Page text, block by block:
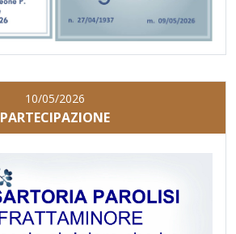
10/05/2026
PARTECIPAZIONE